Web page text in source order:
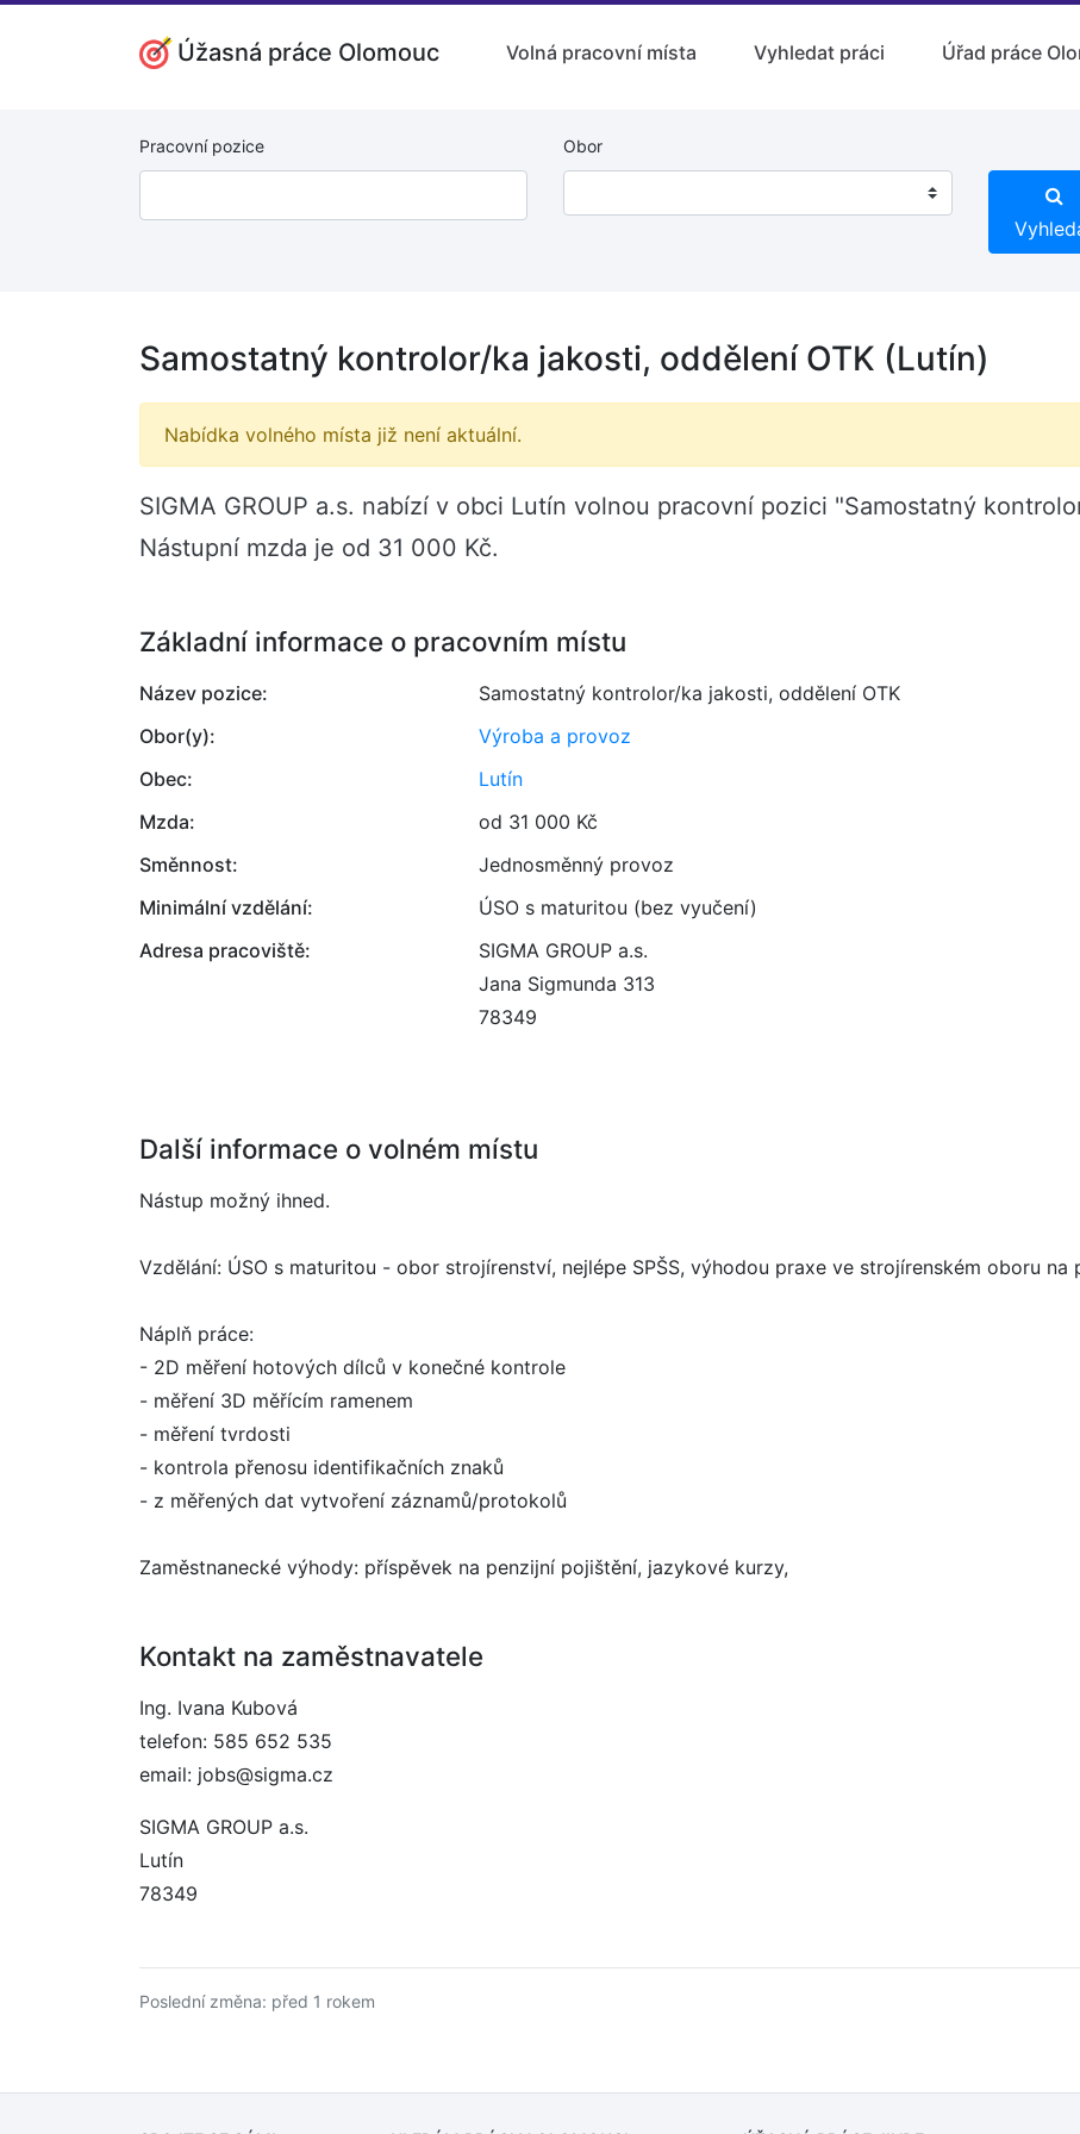
Úžasná práce Olomouc Volná pracovní místa Vyhledat práci Úřad práce
Pracovní pozice Obor
Samostatný kontrolor/ka jakosti, oddělení OTK (Lutín)
Nabídka volného místa již není aktuální.
SIGMA GROUP a.s. nabízí v obci Lutín volnou pracovní pozici "Samostatný
Nástupní mzda je od 31 000 Kč.
Základní informace o pracovním místu
Název pozice:
Samostatný kontrolor/ka jakosti, oddělení OTK
Obor(y):
Výroba a provoz
Obec:
Lutín
Mzda:
od 31 000 Kč
Směnnost:
Jednosměnný provoz
Minimální vzdělání:
ÚSO s maturitou (bez vyučení)
Adresa pracoviště:
SIGMA GROUP a.s.
Jana Sigmunda 313
78349
Další informace o volném místu
Nástup možný ihned.
Vzdělání: ÚSO s maturitou - obor strojírenství, nejlépe SPŠS, výhodou praxe ve strojírenském oboru na
Náplň práce:
- 2D měření hotových dílců v konečné kontrole
- měření 3D měřícím ramenem
- měření tvrdosti
- kontrola přenosu identifikačních znaků
- z měřených dat vytvoření záznamů/protokolů
Zaměstnanecké výhody: příspěvek na penzijní pojištění, jazykové kurzy,
Kontakt na zaměstnavatele
Ing. Ivana Kubová
telefon: 585 652 535
email: jobs@sigma.cz
SIGMA GROUP a.s.
Lutín
78349
Poslední změna: před 1 rokem